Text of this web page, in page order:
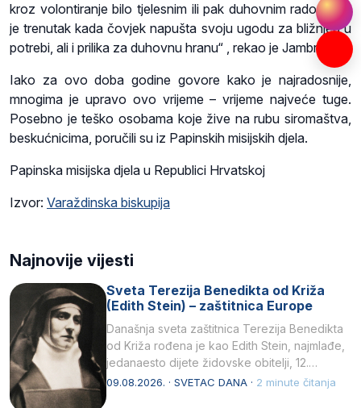
kroz volontiranje bilo tjelesnim ili pak duhovnim radom. To
je trenutak kada čovjek napušta svoju ugodu za bližnjeg u
potrebi, ali i prilika za duhovnu hranu“ , rekao je Jambrešić.
Iako za ovo doba godine govore kako je najradosnije,
mnogima je upravo ovo vrijeme – vrijeme najveće tuge.
Posebno je teško osobama koje žive na rubu siromaštva,
beskućnicima, poručili su iz Papinskih misijskih djela.
Papinska misijska djela u Republici Hrvatskoj
Izvor: Varaždinska biskupija
Najnovije vijesti
Sveta Terezija Benedikta od Križa
(Edith Stein) – zaštitnica Europe
Današnja sveta zaštitnica Terezija Benedikta
od Križa rođena je kao Edith Stein, najmlađe,
jedanaesto dijete židovske obitelji, 12.
listopada 1891, u Wrocławu…
09.08.2026. · SVETAC DANA · 2 minute čitanja